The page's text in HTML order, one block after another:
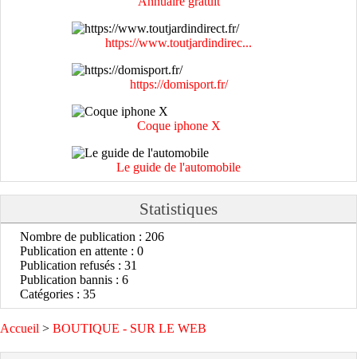
https://www.toutjardindirec...
https://domisport.fr/
Coque iphone X
Le guide de l'automobile
Statistiques
Nombre de publication : 206
Publication en attente : 0
Publication refusés : 31
Publication bannis : 6
Catégories : 35
Accueil > BOUTIQUE - SUR LE WEB